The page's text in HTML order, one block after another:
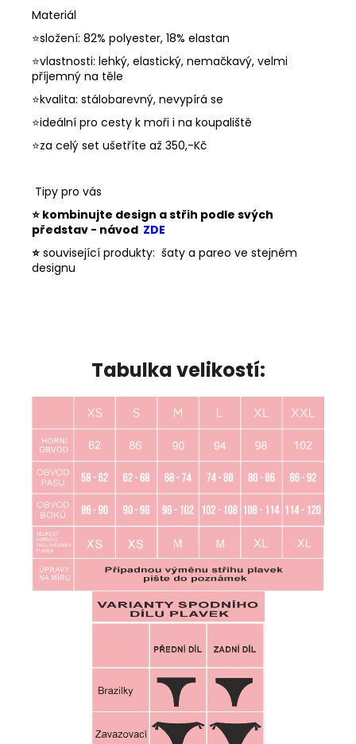
Materiál
⭐složení: 82% polyester, 18% elastan
⭐vlastnosti: lehký, elastický, nemačkavý, velmi
příjemný na těle
⭐kvalita: stálobarevný, nevypírá se
⭐ideální pro cesty k moři i na koupaliště
⭐za celý set ušetříte až 350,-Kč
Tipy pro vás
⭐ kombinujte design a střih podle svých
představ - návod ZDE
⭐ související produkty: šaty a pareo ve stejném
designu
Tabulka velikostí: